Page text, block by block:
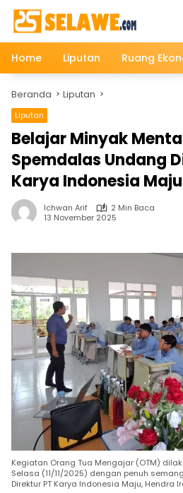
Langsung
konten
Home
Liputan Ruang
Beranda Liputan
Liputan
Belajar Minyak
Spemdalas Undang
Karya Indonesia Maju
Ichwan Arif
2 Min Baca
13 November 2025
Kegiatan Orang Tua Mengajar (OTM)
Selasa (11/11/2025) dengan penuh
Direktur PT Karya Indonesia Maju, Hendra